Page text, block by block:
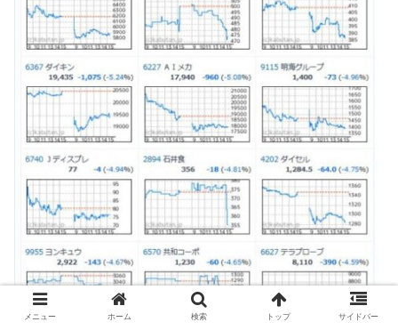
メニュー ホーム 検索 トップ サイドバー